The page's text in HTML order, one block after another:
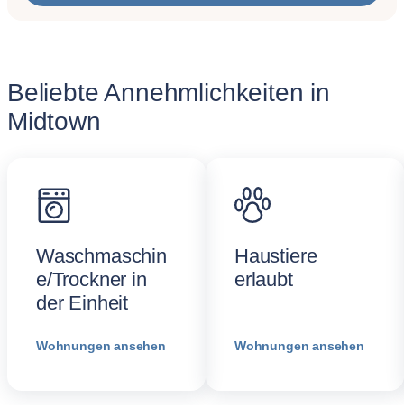
Beliebte Annehmlichkeiten in
Midtown
Waschmaschin
e/Trockner in
der Einheit
Wohnungen ansehen
Haustiere
erlaubt
Wohnungen ansehen